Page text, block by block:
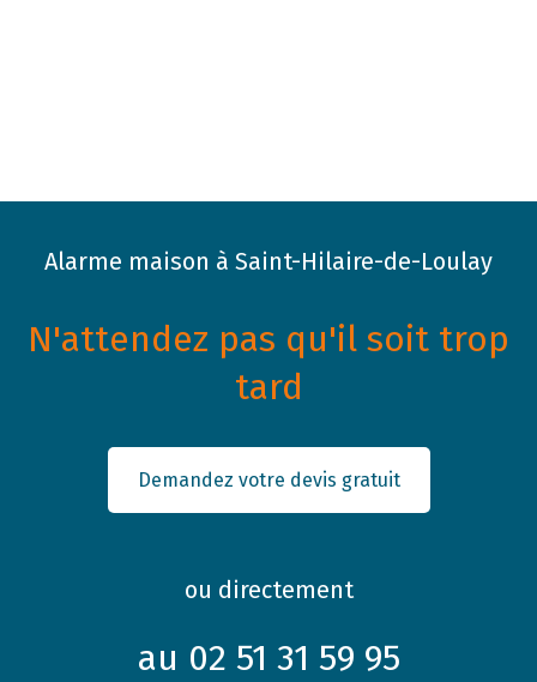
Alarme maison à Saint-Hilaire-de-Loulay
N'attendez pas qu'il soit trop
tard
Demandez votre devis gratuit
ou directement
au 02 51 31 59 95